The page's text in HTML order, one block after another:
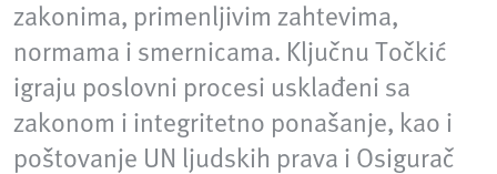
zakonima, primenljivim zahtevima,
normama i smernicama. Ključnu Točkić
igraju poslovni procesi usklađeni sa
zakonom i integritetno ponašanje, kao i
poštovanje UN ljudskih prava i Osigurač